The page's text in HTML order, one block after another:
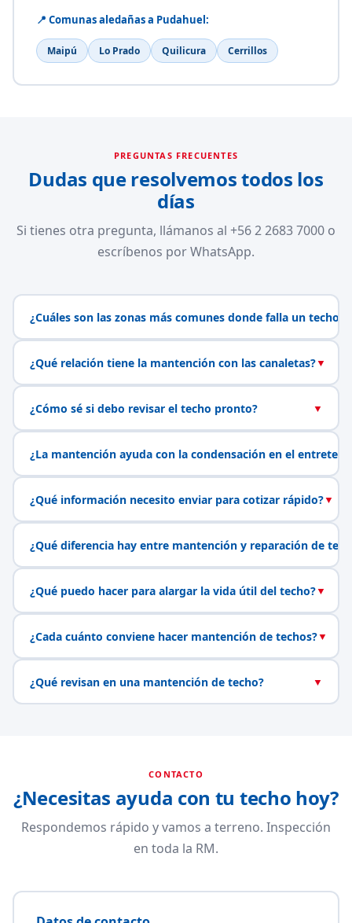
📍 Comunas aledañas a Pudahuel:
Maipú Lo Prado Quilicura Cerrillos
PREGUNTAS FRECUENTES
Dudas que resolvemos todos los
días
Si tienes otra pregunta, llámanos al +56 2 2683 7000 o
escríbenos por WhatsApp.
¿Cuáles son las zonas más comunes donde falla un techo?
¿Qué relación tiene la mantención con las canaletas?▼
¿Cómo sé si debo revisar el techo pronto? ▼
¿La mantención ayuda con la condensación en el
¿Qué información necesito enviar para cotizar rápido?▼
¿Qué diferencia hay entre mantención y reparación de
¿Qué puedo hacer para alargar la vida útil del techo?▼
¿Cada cuánto conviene hacer mantención de techos?▼
¿Qué revisan en una mantención de techo? ▼
CONTACTO
¿Necesitas ayuda con tu techo hoy?
Respondemos rápido y vamos a terreno. Inspección
en toda la RM.